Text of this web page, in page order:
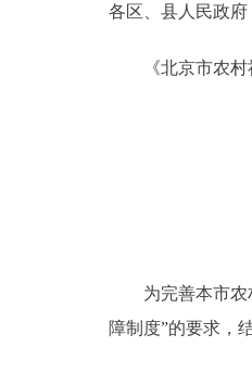
政民互动
各区、县人民政
《北京市农村社
为完善本市农村
障制度”的要求，